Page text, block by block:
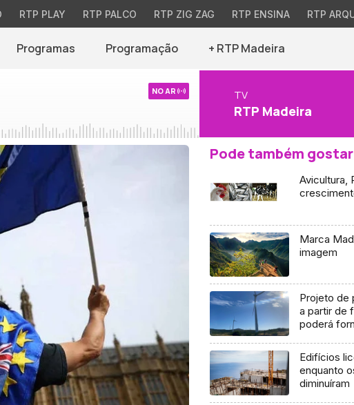
RTP PLAY RTP PALCO RTP ZIG ZAG RTP ENSINA RTP
Programas Programação + RTP Madeira
NO AR TV
RTP Madeira
Pode também gostar
Avicultura,
Marca
imagem
Projeto de
a partir de
poderá
Edifícios
enquanto
diminuíram